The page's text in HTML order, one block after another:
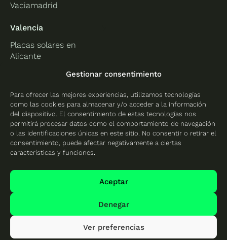
Gestionar consentimiento
Para ofrecer las mejores experiencias, utilizamos tecnologías
como las cookies para almacenar y/o acceder a la información
del dispositivo. El consentimiento de estas tecnologías nos
permitirá procesar datos como el comportamiento de navegación
o las identificaciones únicas en este sitio. No consentir o retirar el
consentimiento, puede afectar negativamente a ciertas
características y funciones.
Aceptar
Denegar
Ver preferencias
Vaciamadrid
Valencia
Placas solares en
Alicante
Placas solares en
Placas solares en
Valencia
Protección de datos
Política de cookies
Mapa del sitio
© 2026 Cambio Energético - Todos los derechos